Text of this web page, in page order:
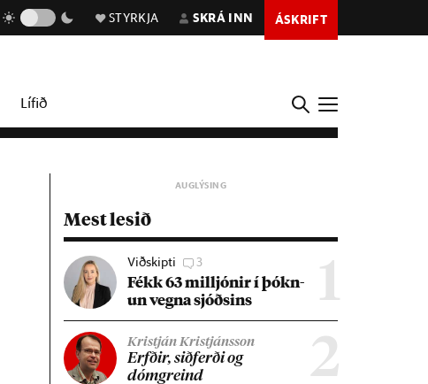
STYRKJA SKRÁ INN ÁSKRIFT
Lífið
Mest lesið
1
Viðskipti 3
Fékk 63 millj­ón­ir í þókn­
un vegna sjóðs­ins
2
Kristján Kristjánsson
Erfð­ir, sið­ferði og
dómgreind